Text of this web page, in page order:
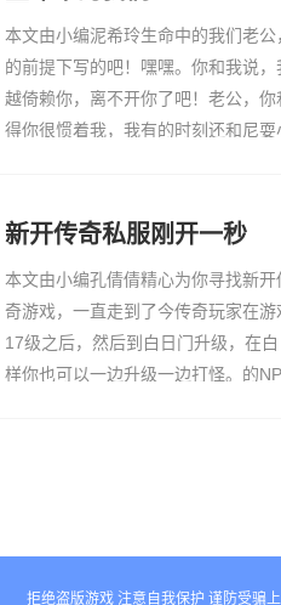
本文由小编泥希玲生命中的我们老
的前提下写的吧！嘿嘿。你和我说
越倚赖你，离不开你了吧！老公，
得你很惯着我，我有的时刻还和尼
新开传奇私服刚开一秒
本文由小编孔倩倩精心为你寻找新
奇游戏，一直走到了今传奇玩家在
17级之后，然后到白日门升级，在
样你也可以一边升级一边打怪。的
拒绝盗版游戏 注意自我保护 谨防受骗